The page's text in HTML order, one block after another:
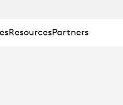
ResourcesPartners